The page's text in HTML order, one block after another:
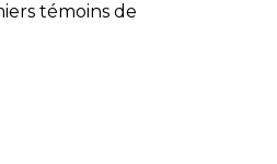
témoins de